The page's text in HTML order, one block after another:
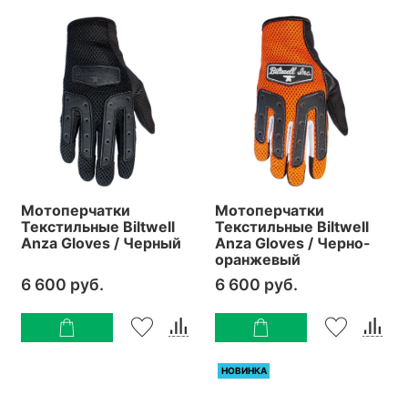
Мотоперчатки
Текстильные Biltwell
Anza Gloves / Черный
6 600 руб.
Мотоперчатки
Текстильные Biltwell
Anza Gloves / Черно-
оранжевый
6 600 руб.
НОВИНКА